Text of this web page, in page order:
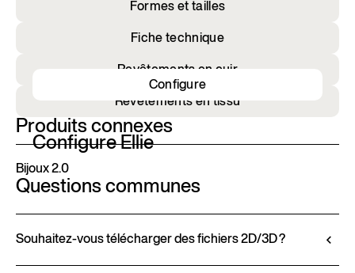
Formes et tailles
Fiche technique
Revêtements en cuir
Revêtements en tissu
Configure Ellie
Configure
Produits connexes
Bijoux 2.0
Questions communes
Souhaitez-vous télécharger des fichiers 2D/3D ?